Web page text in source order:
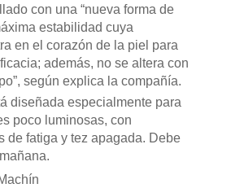
con una “nueva forma de
estabilidad cuya
en el corazón de la piel para
además, no se altera con
según explica la compañía.
diseñada especialmente para
poco luminosas, con
de fatiga y tez apagada. Debe